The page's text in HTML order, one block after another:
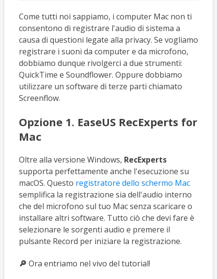
Come tutti noi sappiamo, i computer Mac non ti
consentono di registrare l'audio di sistema a
causa di questioni legate alla privacy. Se vogliamo
registrare i suoni da computer e da microfono,
dobbiamo dunque rivolgerci a due strumenti:
QuickTime e Soundflower. Oppure dobbiamo
utilizzare un software di terze parti chiamato
Screenflow.
Opzione 1. EaseUS RecExperts for
Mac
Oltre alla versione Windows, RecExperts
supporta perfettamente anche l'esecuzione su
macOS. Questo registratore dello schermo Mac
semplifica la registrazione sia dell'audio interno
che del microfono sul tuo Mac senza scaricare o
installare altri software. Tutto ciò che devi fare è
selezionare le sorgenti audio e premere il
pulsante Record per iniziare la registrazione.
🔎 Ora entriamo nel vivo del tutorial!